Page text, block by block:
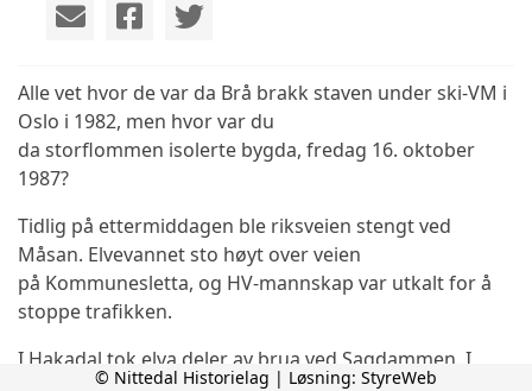
Alle vet hvor de var da Brå brakk staven under ski-VM i
Oslo i 1982, men hvor var du
da storflommen isolerte bygda, fredag 16. oktober
1987?
Tidlig på ettermiddagen ble riksveien stengt ved
Måsan. Elvevannet sto høyt over veien
på Kommunesletta, og HV-mannskap var utkalt for å
stoppe trafikken.
I Hakadal tok elva deler av brua ved Sagdammen. I
© Nittedal Historielag | Løsning: StyreWeb